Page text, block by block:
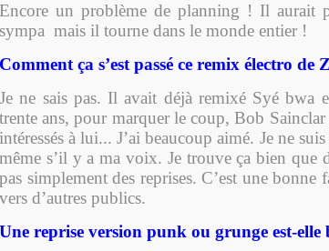
Encore un problème de planning ! Il aurait
sympa mais il tourne dans le monde entier !
Comment ça s’est passé ce remix électro de
Je ne sais pas. Il avait déjà remixé Syé bwa
trente ans, pour marquer le coup, Bob Sainclar
intéressés à lui... J’ai beaucoup aimé. Je ne
même s’il y a ma voix. Je trouve ça bien que
pas simplement des reprises. C’est une bonne
vers d’autres publics.
Une reprise version punk ou grunge est-elle